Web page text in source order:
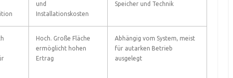
und
Installationskosten
Speicher und Technik
Hoch. Große Fläche
ermöglicht hohen
Ertrag
Abhängig vom System, meist
für autarken Betrieb
ausgelegt